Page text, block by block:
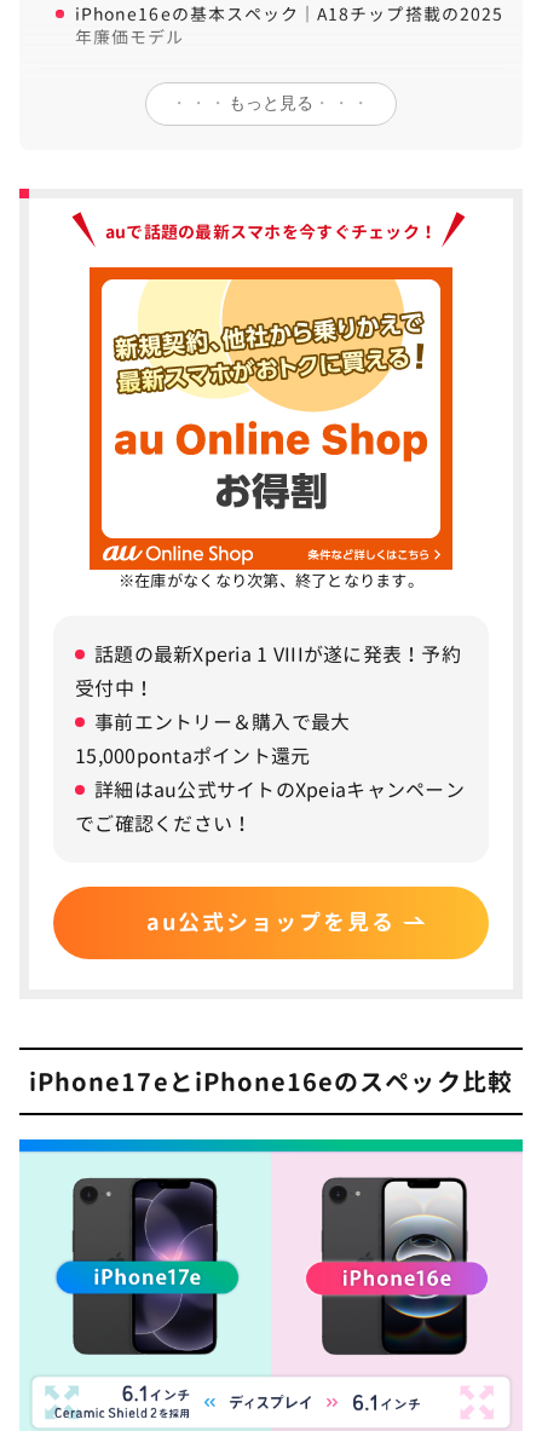
iPhone16eの基本スペック｜A18チップ搭載の2025
年廉価モデル
iPhone17eとiPhone16eの違いはチップ・カ
メラ・バッテリー性能
iPhone17eは最新のA19採用でスペックアップ
iPhone17eは次世代のポートレート搭載
iPhone17eはディスプレイはCeramic Shield 2の
前面、3倍の耐擦傷性能
iPhone17のバッテリーはMagSafeに対応
iPhone17eはeSIMのみ対応
iPhone17eは新色ソフトピンクが追加
iPhone17eのサイズはiPhone16eとほぼ変わ
らず
【結論】iPhone17eを待つべき理由は、性能
アップで価格据え置き
価格が安い
A19チップ搭載で性能が高い
最大15WのMagSafeワイヤレス充電に対応
5 iPhone17eとiPhone16e比較でよくある質問
防水・防塵性能は？
iPhone17eはアクションボタンがある？
iPhone17eはiPhone16eから大きく進化した
コスパ最強iPhone
・・・ もっと見る ・・・
auで話題の最新スマホを今すぐチェック！
※在庫がなくなり次第、終了となります。
話題の最新Xperia 1 VIIIが遂に発表！予約
受付中！
事前エントリー＆購入で最大
15,000pontaポイント還元
詳細はau公式サイトのXpeiaキャンペーン
でご確認ください！
au公式ショップを見る
iPhone17eとiPhone16eのスペック比較